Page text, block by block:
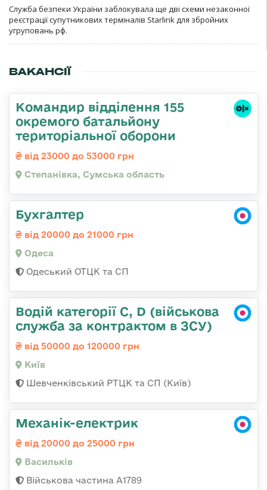
Служба безпеки України заблокувала ще дві схеми незаконної
реєстрації супутникових терміналів Starlink для збройних
угруповань рф.
ВАКАНСІЇ
Командир відділення 155
окремого батальйону
територіальної оборони
від 23000 до 53000 грн
Степанівка, Сумська область
Бухгалтер
від 20000 до 21000 грн
Одеса
Одеський ОТЦК та СП
Водій категорії C, D (військова
служба за контрактом в ЗСУ)
від 50000 до 120000 грн
Київ
Шевченківський РТЦК та СП (Київ)
Механік-електрик
від 20000 до 25000 грн
Васильків
Військова частина А1789